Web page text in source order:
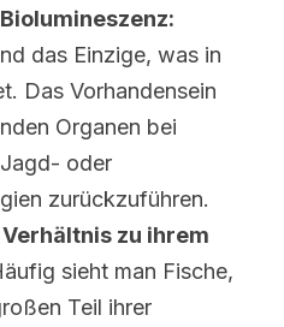
das Einzige, was in
Das Vorhandensein
Organen bei
oder
zurückzuführen.
zu ihrem
sieht man Fische,
Teil ihrer